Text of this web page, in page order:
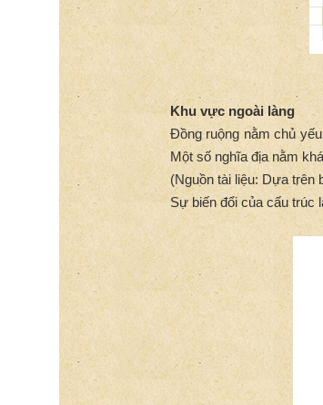
Khu vực ngoài làng
Đồng ruộng nằm chủ
Một số nghĩa địa nằm
(Nguồn tài liệu: Dựa trên
Sự biến đổi của cấu trúc